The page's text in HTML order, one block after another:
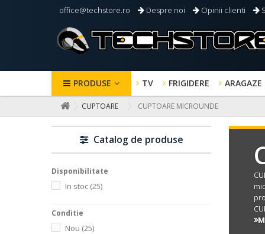
office@techstore.ro Despre noi Opinii clienti
PRODUSE TV FRIGIDERE ARAGAZE
CUPTOARE CUPTOARE MICROUNDE
Catalog de produse
Disponibilitate
In stoc (25)
Conditie
Nou (25)